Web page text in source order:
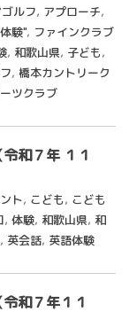
ルフ, アプローチ,
験", ファインクラブ
, 和歌山県, 子ども,
, 橋本カントリーク
ツクラブ
和７年 １１
ト, こども, こども
, 体験, 和歌山県, 和
, 英会話, 英語体験
和７年１１